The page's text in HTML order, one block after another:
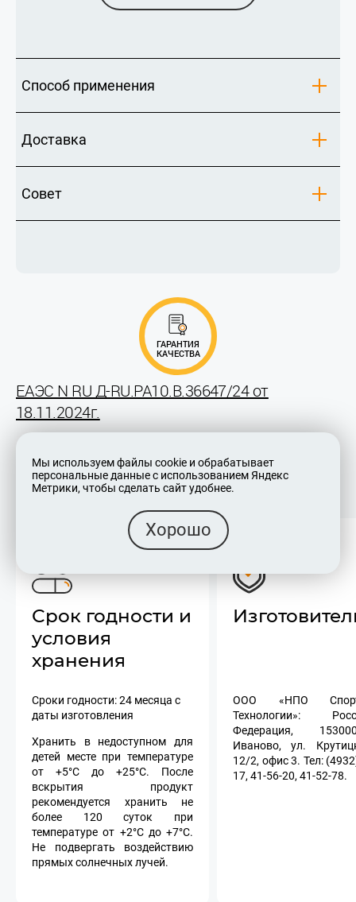
Способ применения
Доставка
Совет
ГАРАНТИЯ
КАЧЕСТВА
ЕАЭС N RU Д-RU.РА10.В.36647/24 от
18.11.2024г.
Срок годности и
условия
хранения
Сроки годности: 24 месяца с
даты изготовления
Хранить в недоступном для
детей месте при температуре
от +5°С до +25°C. После
вскрытия продукт
рекомендуется хранить не
более 120 суток при
температуре от +2°С до +7°C.
Не подвергать воздействию
прямых солнечных лучей.
ООО «НПО
Технологии»:
Федерация,
Иваново, ул.
12/2, офис 3. Тел:
17, 41-56-20, 41-52-78.
Мы используем файлы cookie и обрабатывает
персональные данные с использованием Яндекс
Метрики, чтобы сделать сайт удобнее.
Хорошо